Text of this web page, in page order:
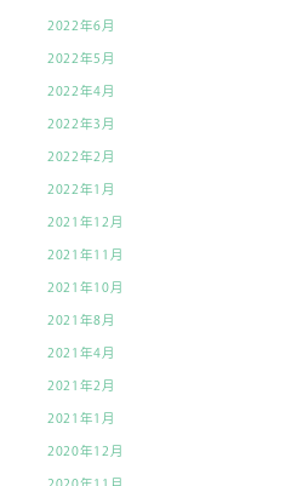
2022年6月
2022年5月
2022年4月
2022年3月
2022年2月
2022年1月
2021年12月
2021年11月
2021年10月
2021年8月
2021年4月
2021年2月
2021年1月
2020年12月
2020年11月